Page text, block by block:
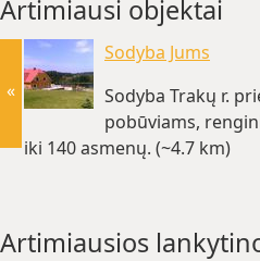
Artimiausi objektai
Sodyba Jums
Sodyba Trakų r.
pobūviams,
iki 140 asmenų. (~4.7 km)
«
Artimiausios